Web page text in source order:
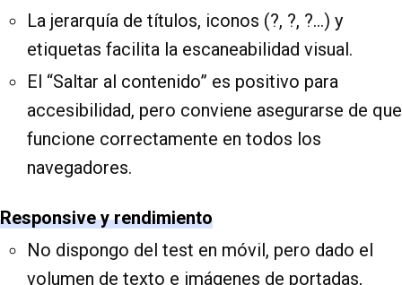
La jerarquía de títulos, iconos (?, ?️, ?…) y
etiquetas facilita la escaneabilidad visual.
El “Saltar al contenido” es positivo para
accesibilidad, pero conviene asegurarse de que
funcione correctamente en todos los
navegadores.
Responsive y rendimiento
No dispongo del test en móvil, pero dado el
volumen de texto e imágenes de portadas,